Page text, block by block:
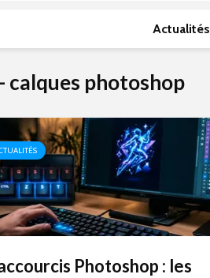
Actualités
calques photoshop
Photoshop : les